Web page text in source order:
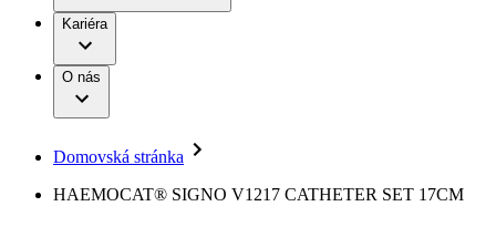
Terapie
Kontinencia a urológia
Liečba bolesti
Miniinvazívna chirurgia
B. Braun Avitum
Ochorenia
Služby pre pacientov
Práca a kariéra
Naša kultúra
Vaša príležitosť
Zodpovednosť
Médiá
Tlačové správy
Kariéra
O nás
Domovská stránka
HAEMOCAT® SIGNO V1217 CATHETER SET 17CM